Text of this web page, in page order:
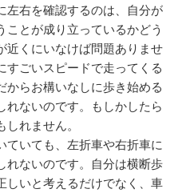
左右を確認するのは、自分が
とが成り立っているかどう
近くにいなけば問題ありませ
すごいスピードで走ってくる
からお構いなしに歩き始める
れないのです。もしかしたら
れません。
ていても、左折車や右折車に
れないのです。自分は横断歩
しいと考えるだけでなく、車